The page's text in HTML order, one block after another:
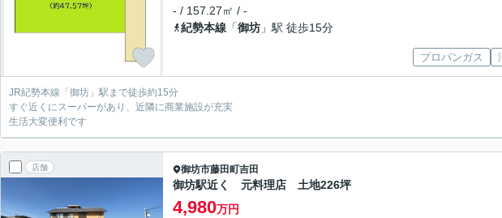
- / 157.27㎡ / -
紀勢本線 「御坊 」駅 徒歩15分
プロパンガス
JR紀勢本線「御坊」駅まで徒歩約15分
すぐ近くにスーパーがあり、近隣に商業施設が充実
生活大変便利です
店舗 御坊市藤田町吉田
御坊駅近く 元料理店 土地226坪
4,980万円